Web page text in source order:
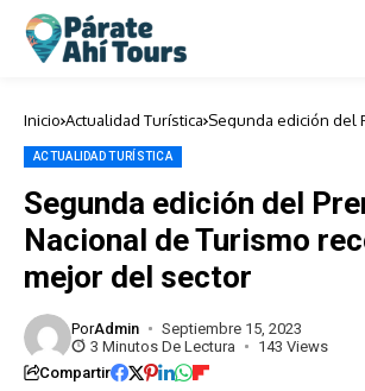
Inicio Actualidad Turística Segunda edición del
ACTUALIDAD TURÍSTICA
Segunda edición del
Nacional de Turismo
mejor del sector
PorAdmin
Septiembre 15, 2023
3 Minutos De Lectura
143 Views
Compartir